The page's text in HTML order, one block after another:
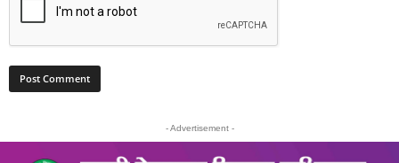
- Advertisement -